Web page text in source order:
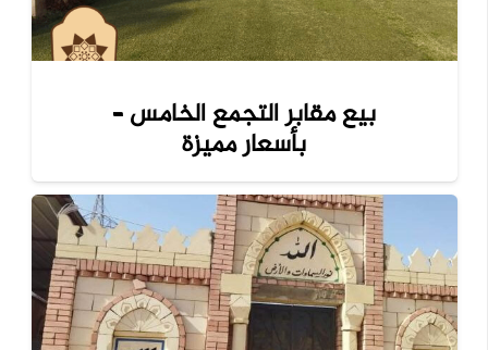
بيع مقابر التجمع الخامس –
بأسعار مميزة